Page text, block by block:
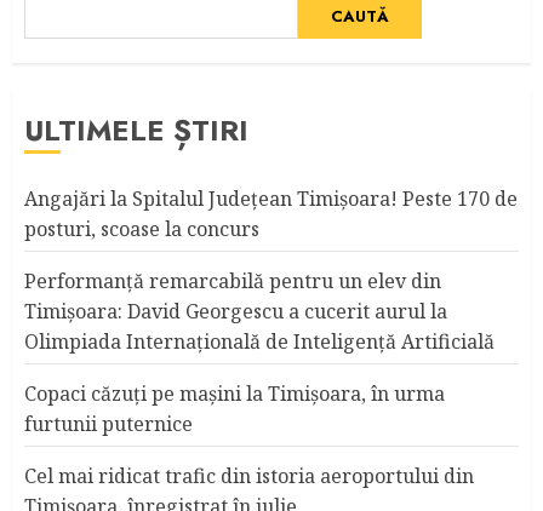
CAUTĂ
ULTIMELE ȘTIRI
Angajări la Spitalul Judeţean Timişoara! Peste 170 de
posturi, scoase la concurs
Performanță remarcabilă pentru un elev din
Timișoara: David Georgescu a cucerit aurul la
Olimpiada Internațională de Inteligență Artificială
Copaci căzuţi pe maşini la Timişoara, în urma
furtunii puternice
Cel mai ridicat trafic din istoria aeroportului din